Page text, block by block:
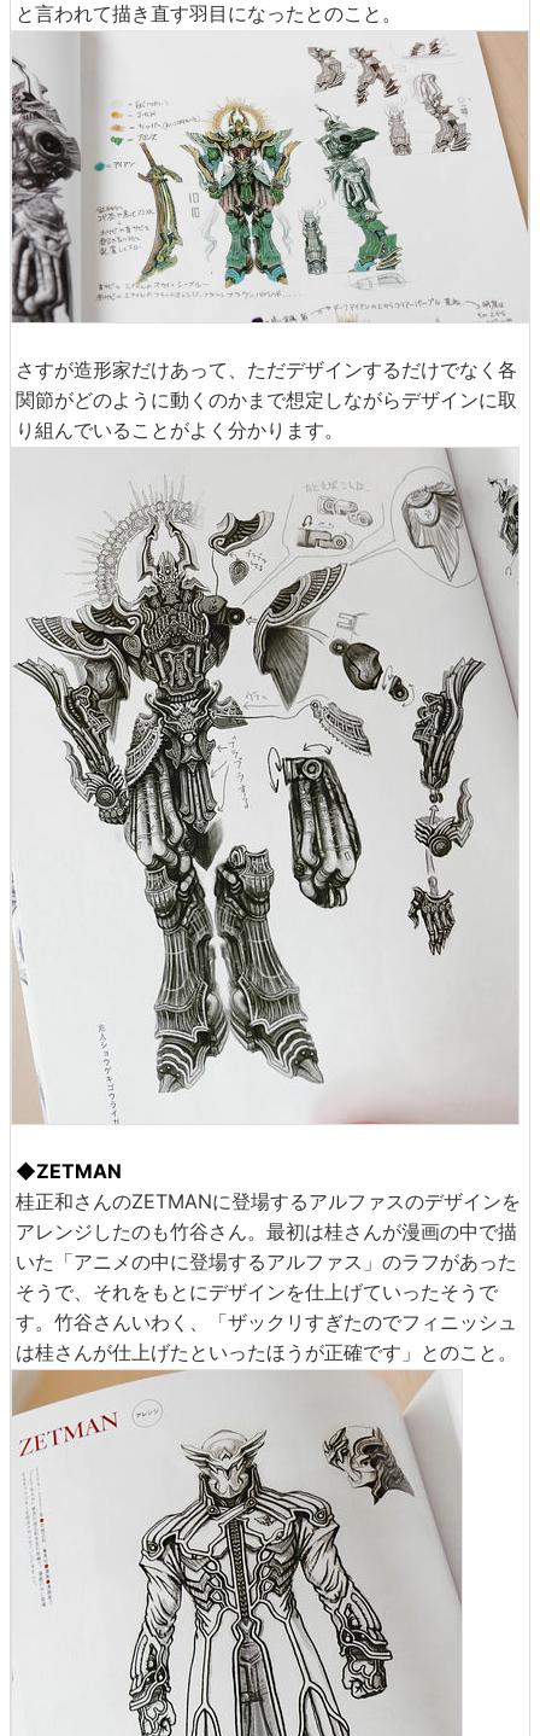
と言われて描き直す羽目になったとのこと。
さすが造形家だけあって、ただデザインするだけでなく各
関節がどのように動くのかまで想定しながらデザインに取
り組んでいることがよく分かります。
◆ZETMAN
桂正和さんのZETMANに登場するアルファスのデザインを
アレンジしたのも竹谷さん。最初は桂さんが漫画の中で描
いた「アニメの中に登場するアルファス」のラフがあった
そうで、それをもとにデザインを仕上げていったそうで
す。竹谷さんいわく、「ザックリすぎたのでフィニッシュ
は桂さんが仕上げたといったほうが正確です」とのこと。